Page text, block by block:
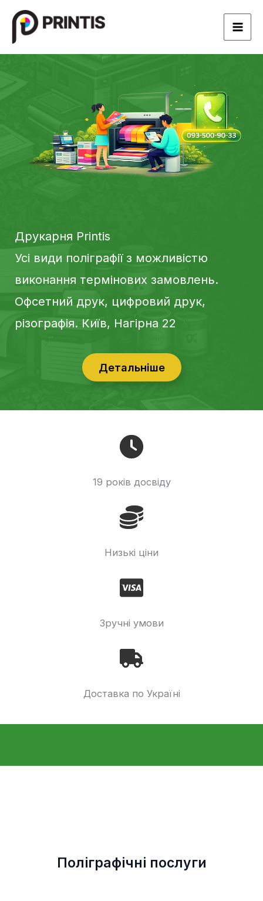
Перейти
содержимому
Друкарня Printis
Усі види поліграфії з можливістю
виконання термінових замовлень.
Офсетний друк, цифровий друк,
різографія. Київ, Нагірна 22
Детальніше
19 років досвіду
Низькі ціни
Зручні умови
Доставка по Україні
Поліграфічні послуги